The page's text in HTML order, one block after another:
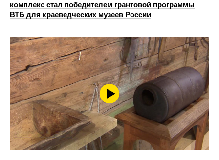
комплекс стал победителем грантовой программы
ВТБ для краеведческих музеев России